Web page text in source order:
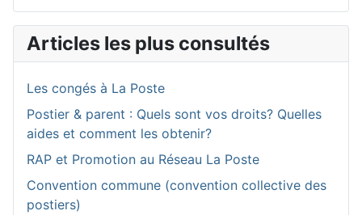
Articles les plus consultés
Les congés à La Poste
Postier & parent : Quels sont vos droits? Quelles
aides et comment les obtenir?
RAP et Promotion au Réseau La Poste
Convention commune (convention collective des
postiers)